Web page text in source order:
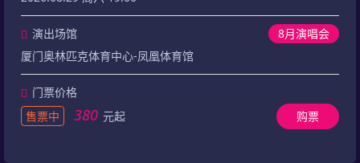
8月演唱会
演出场馆
厦门奥林匹克体育中心-凤凰体育馆
门票价格
售票中
380 元起 购票